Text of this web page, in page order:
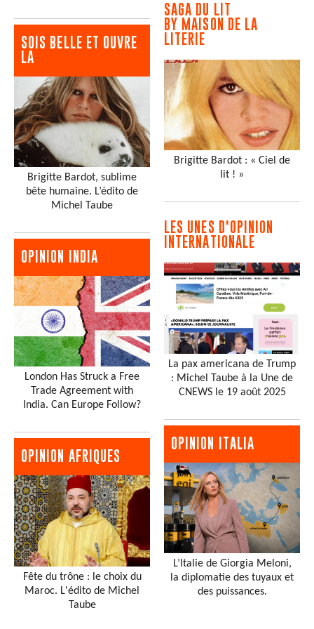
SOIS BELLE ET OUVRE
LA
Brigitte Bardot, sublime
bête humaine. L’édito de
Michel Taube
OPINION INDIA
London Has Struck a Free
Trade Agreement with
India. Can Europe Follow?
OPINION AFRIQUES
Fête du trône : le choix du
Maroc. L'édito de Michel
Taube
SAGA DU LIT
BY MAISON DE LA
LITERIE
Brigitte Bardot : « Ciel de
lit ! »
LES UNES D'OPINION
INTERNATIONALE
La pax americana de Trump
: Michel Taube à la Une de
CNEWS le 19 août 2025
OPINION ITALIA
L’Italie de Giorgia Meloni,
la diplomatie des tuyaux et
des puissances.